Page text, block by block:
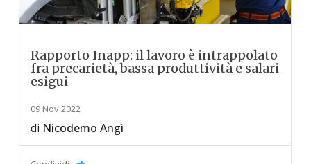
Rapporto Inapp: il lavoro è intrappolato
fra precarietà, bassa produttività e salari
esigui
09 Nov 2022
di Nicodemo Angì